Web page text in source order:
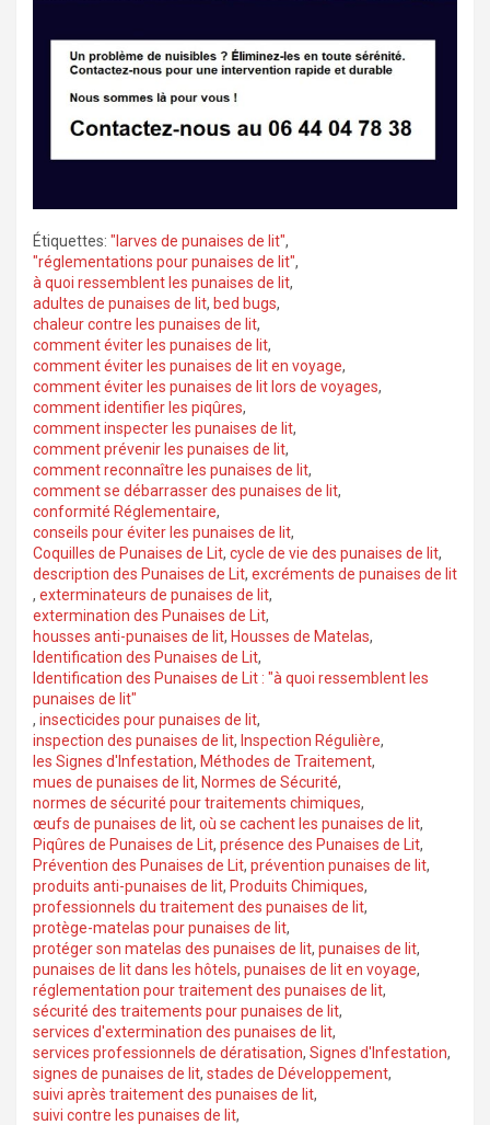
Étiquettes: "larves de punaises de lit",
"réglementations pour punaises de lit",
à quoi ressemblent les punaises de lit,
adultes de punaises de lit, bed bugs,
chaleur contre les punaises de lit,
comment éviter les punaises de lit,
comment éviter les punaises de lit en voyage,
comment éviter les punaises de lit lors de voyages,
comment identifier les piqûres,
comment inspecter les punaises de lit,
comment prévenir les punaises de lit,
comment reconnaître les punaises de lit,
comment se débarrasser des punaises de lit,
conformité Réglementaire,
conseils pour éviter les punaises de lit,
Coquilles de Punaises de Lit, cycle de vie des punaises de lit,
description des Punaises de Lit, excréments de punaises de lit
, exterminateurs de punaises de lit,
extermination des Punaises de Lit,
housses anti-punaises de lit, Housses de Matelas,
Identification des Punaises de Lit,
Identification des Punaises de Lit : "à quoi ressemblent les
punaises de lit"
, insecticides pour punaises de lit,
inspection des punaises de lit, Inspection Régulière,
les Signes d'Infestation, Méthodes de Traitement,
mues de punaises de lit, Normes de Sécurité,
normes de sécurité pour traitements chimiques,
œufs de punaises de lit, où se cachent les punaises de lit,
Piqûres de Punaises de Lit, présence des Punaises de Lit,
Prévention des Punaises de Lit, prévention punaises de lit,
produits anti-punaises de lit, Produits Chimiques,
professionnels du traitement des punaises de lit,
protège-matelas pour punaises de lit,
protéger son matelas des punaises de lit, punaises de lit,
punaises de lit dans les hôtels, punaises de lit en voyage,
réglementation pour traitement des punaises de lit,
sécurité des traitements pour punaises de lit,
services d'extermination des punaises de lit,
services professionnels de dératisation, Signes d'Infestation,
signes de punaises de lit, stades de Développement,
suivi après traitement des punaises de lit,
suivi contre les punaises de lit,